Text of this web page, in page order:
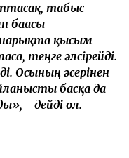
табыс
бағасы
қысым
теңге әлсірейді.
Осының әсерінен
басқа да
- дейді ол.